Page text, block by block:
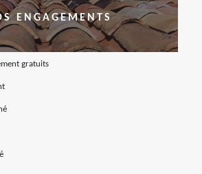
ENGAGEMENTS
gratuits